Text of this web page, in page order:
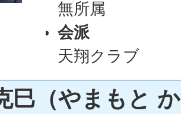
無所属
会派
天翔クラブ
巳（やまもと